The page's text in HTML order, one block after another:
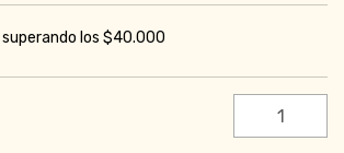
superando los$40.000